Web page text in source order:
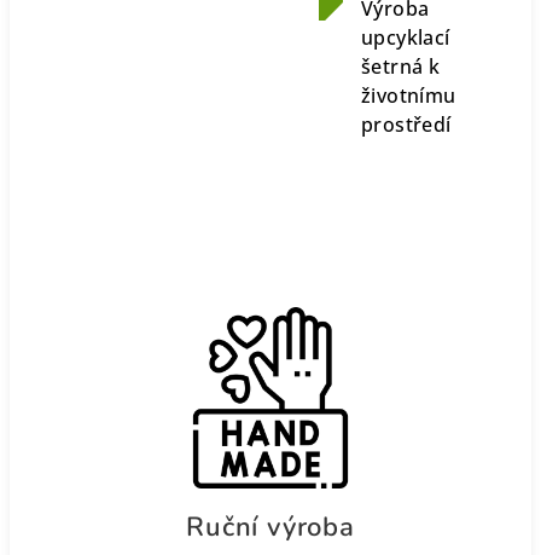
Výroba
upcyklací
šetrná k
životnímu
prostředí
Ruční výroba